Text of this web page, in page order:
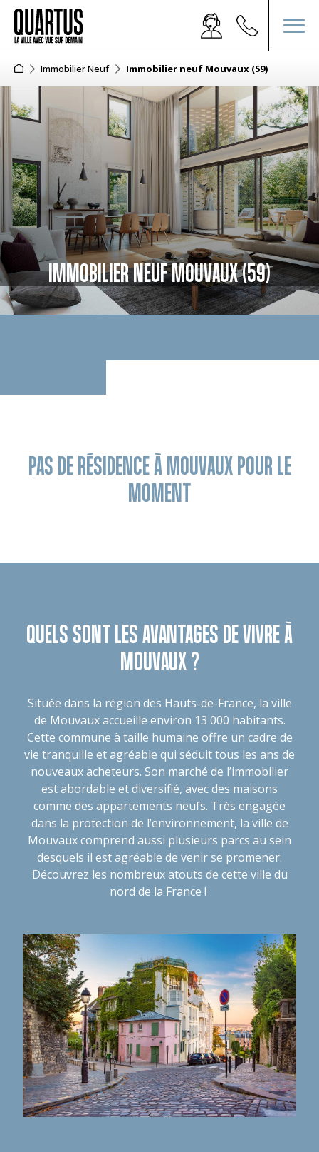
Immobilier Neuf Immobilier neuf Mouvaux (59)
IMMOBILIER NEUF MOUVAUX (59)
PAS DE RÉSIDENCE À MOUVAUX POUR LE
MOMENT
QUELS SONT LES AVANTAGES DE VIVRE À
MOUVAUX ?
Située dans la région des Hauts-de-France, la ville
de Mouvaux accueille environ 13 000 habitants.
Cette commune à taille humaine offre un cadre de
vie tranquille et agréable qui séduit tous les ans de
nouveaux acheteurs. Son marché de l’immobilier
est abordable et diversifié, avec des maisons
comme des appartements neufs. Très engagée
dans la protection de l’environnement, la ville de
Mouvaux comprend aussi plusieurs parcs au sein
desquels il est agréable de venir se promener.
Découvrez les nombreux atouts de cette ville du
nord de la France !